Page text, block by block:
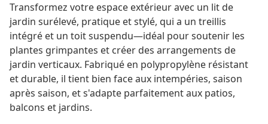
Transformez votre espace extérieur avec un lit de
jardin surélevé, pratique et stylé, qui a un treillis
intégré et un toit suspendu—idéal pour soutenir les
plantes grimpantes et créer des arrangements de
jardin verticaux. Fabriqué en polypropylène résistant
et durable, il tient bien face aux intempéries, saison
après saison, et s'adapte parfaitement aux patios,
balcons et jardins.